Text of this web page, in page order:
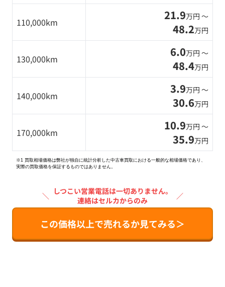
110,000km 21.9万円 〜
48.2万円
130,000km 6.0万円 〜
48.4万円
140,000km 3.9万円 〜
30.6万円
170,000km 10.9万円 〜
35.9万円
※1 買取相場価格は弊社が独自に統計分析した中古車買取における一般的な相場価格であり、
実際の買取価格を保証するものではありません。
＼ しつこい営業電話は一切ありません。
連絡はセルカからのみ
／
この価格以上で売れるか見てみる＞